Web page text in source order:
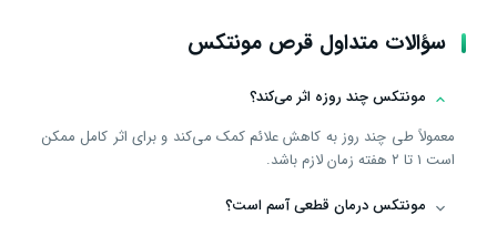
سؤالات متداول قرص مونتکس
مونتکس چند روزه اثر می‌کند؟
معمولاً طی چند روز به کاهش علائم کمک می‌کند و برای اثر کامل ممکن
است ۱ تا ۲ هفته زمان لازم باشد.
مونتکس درمان قطعی آسم است؟